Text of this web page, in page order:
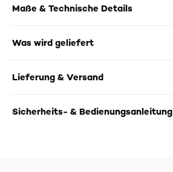
Maße & Technische Details
Was wird geliefert
Lieferung & Versand
Sicherheits- & Bedienungsanleitung